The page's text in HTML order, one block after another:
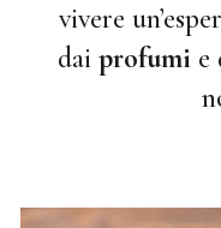
vivere
dai profumi e